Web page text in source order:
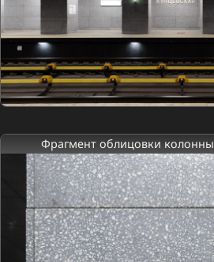
Фрагмент облицовки